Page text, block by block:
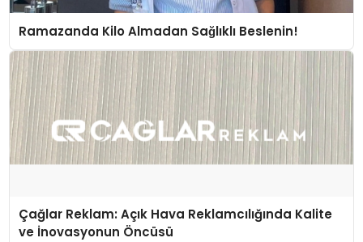
Ramazanda Kilo Almadan Sağlıklı Beslenin!
Çağlar Reklam: Açık Hava Reklamcılığında Kalite
ve İnovasyonun Öncüsü